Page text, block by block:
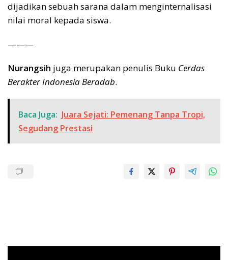
dijadikan sebuah sarana dalam menginternalisasi
nilai moral kepada siswa.
———
Nurangsih juga merupakan penulis Buku Cerdas
Berakter Indonesia Beradab.
Baca Juga: Juara Sejati: Pemenang Tanpa Tropi,
Segudang Prestasi